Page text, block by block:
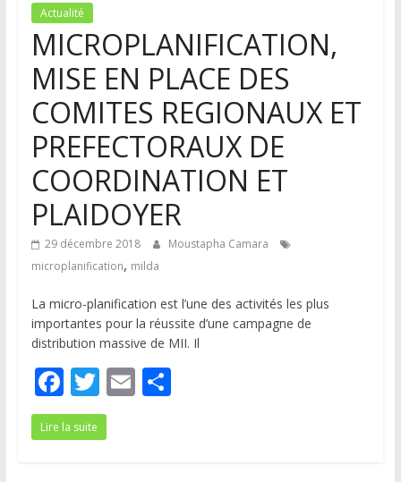
Actualité
MICROPLANIFICATION,
MISE EN PLACE DES
COMITES REGIONAUX ET
PREFECTORAUX DE
COORDINATION ET
PLAIDOYER
29 décembre 2018
Moustapha Camara
microplanification, milda
La micro-planification est l’une des activités les plus
importantes pour la réussite d’une campagne de
distribution massive de MII. Il
F
ac
e
T
w
itt
E P
Lire la suite